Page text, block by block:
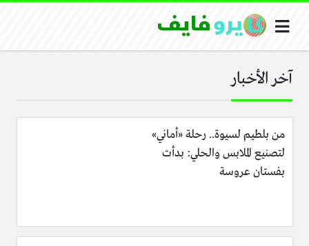
آخر الأخبار
من بلطيم لسيوة.. رحلة «أماني»
لتصنيع الملابس والحلي: بدأت
بفستان عروسة